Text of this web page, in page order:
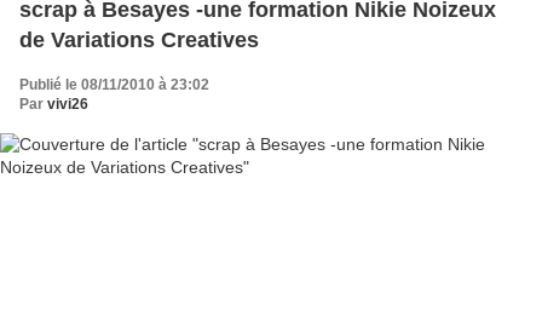
scrap à Besayes -une formation Nikie Noizeux
de Variations Creatives
Publié le 08/11/2010 à 23:02
Par vivi26